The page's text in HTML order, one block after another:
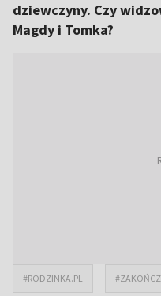
dziewczyny. Czy
Magdy i Tomka?
#RODZINKA.PL